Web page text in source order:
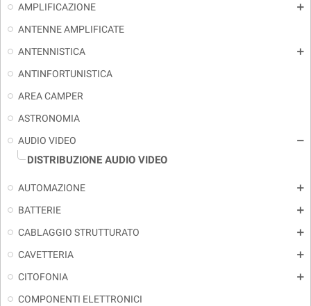
AMPLIFICAZIONE add
ANTENNE AMPLIFICATE
ANTENNISTICA
add
ANTINFORTUNISTICA
AREA CAMPER
ASTRONOMIA
AUDIO VIDEO
remove
DISTRIBUZIONE AUDIO VIDEO
AUTOMAZIONE add
BATTERIE add
CABLAGGIO STRUTTURATO add
CAVETTERIA add
CITOFONIA add
COMPONENTI ELETTRONICI